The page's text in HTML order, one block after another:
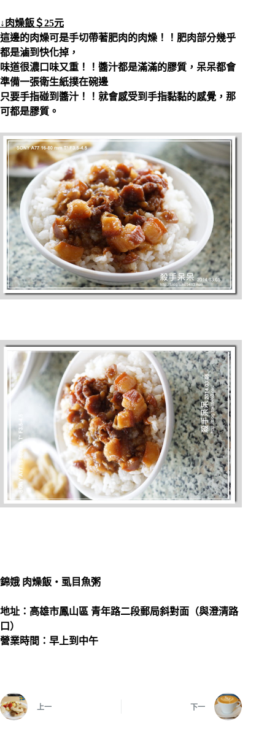
↓肉燥飯＄25元
這邊的肉燥可是手切帶著肥肉的肉燥！！肥肉部分幾乎
都是滷到快化掉，
味道很濃口味又重！！醬汁都是滿滿的膠質，呆呆都會
準備一張衛生紙撲在碗邊
只要手指碰到醬汁！！就會感受到手指黏黏的感覺，那
可都是膠質。
錦娥 肉燥飯‧虱目魚粥
地址：高雄市鳳山區 青年路二段郵局斜對面（與澄清路
口）
營業時間：早上到中午
上一 下一